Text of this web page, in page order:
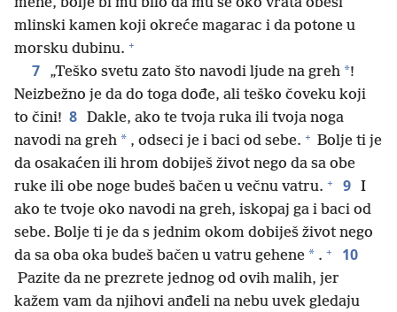
mene, bolje bi mu bilo da mu se oko vrata obesi
mlinski kamen koji okreće magarac i da potone u
morsku dubinu. +
7 „Teško svetu zato što navodi ljude na greh *!
Neizbežno je da do toga dođe, ali teško čoveku koji
to čini! 8 Dakle, ako te tvoja ruka ili tvoja noga
navodi na greh * , odseci je i baci od sebe. + Bolje ti je
da osakaćen ili hrom dobiješ život nego da sa obe
ruke ili obe noge budeš bačen u večnu vatru. + 9 I
ako te tvoje oko navodi na greh, iskopaj ga i baci od
sebe. Bolje ti je da s jednim okom dobiješ život nego
da sa oba oka budeš bačen u vatru gehene * . + 10
Pazite da ne prezrete jednog od ovih malih, jer
kažem vam da njihovi anđeli na nebu uvek gledaju